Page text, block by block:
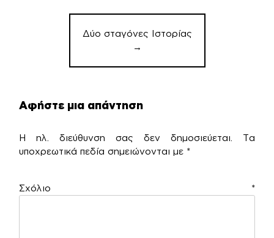
Δύο σταγόνες Ιστορίας
→
Αφήστε μια απάντηση
Η ηλ. διεύθυνση σας δεν δημοσιεύεται.
Τα
υποχρεωτικά πεδία σημειώνονται με *
Σχόλιο *